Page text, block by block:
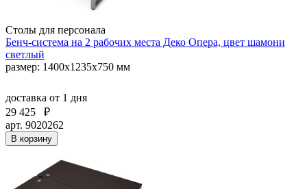
Столы для персонала
Бенч-система на 2 рабочих места Деко Опера, цвет шамони
светлый
размер: 1400х1235х750 мм
доставка от 1 дня
29 425
₽
арт. 9020262
В корзину